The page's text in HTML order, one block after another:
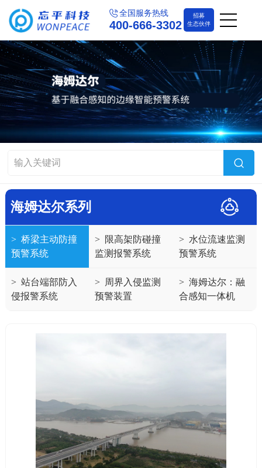
全国服务热线
400-666-3302
招募
生态伙伴
海姆达尔系列
> 桥梁主动防撞
预警系统
> 限高架防碰撞
监测报警系统
> 水位流速监测
预警系统
> 站台端部防入
侵报警系统
> 周界入侵监测
预警装置
> 海姆达尔：融
合感知一体机